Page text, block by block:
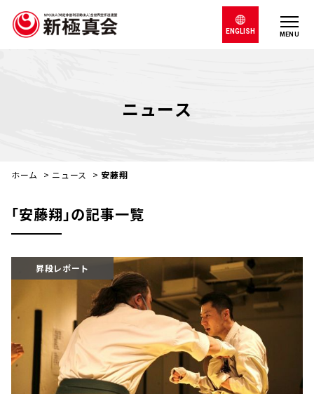
MENU
ENGLISH
ニュース
ホーム > ニュース > 安藤翔
｢安藤翔｣の記事一覧
昇段レポート